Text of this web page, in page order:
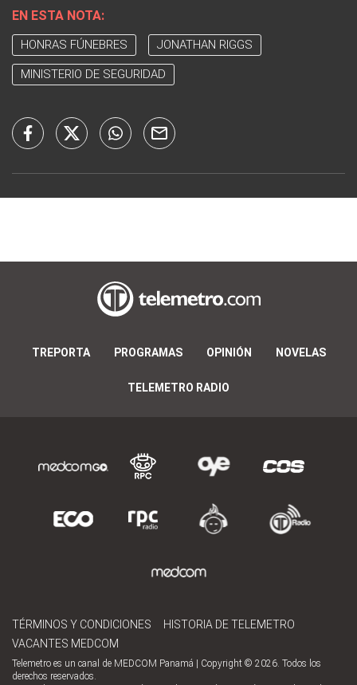
EN ESTA NOTA:
HONRAS FÚNEBRES JONATHAN RIGGS
MINISTERIO DE SEGURIDAD
TREPORTA PROGRAMAS OPINIÓN NOVELAS
TELEMETRO RADIO
TÉRMINOS Y CONDICIONES
HISTORIA DE TELEMETRO
VACANTES MEDCOM
Telemetro es un canal de MEDCOM Panamá | Copyright © 2026. Todos los
derechos reservados.